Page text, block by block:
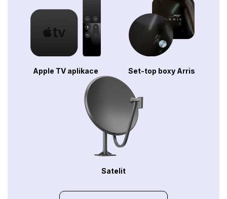
Apple TV aplikace Set-top boxy Arris
Satelit